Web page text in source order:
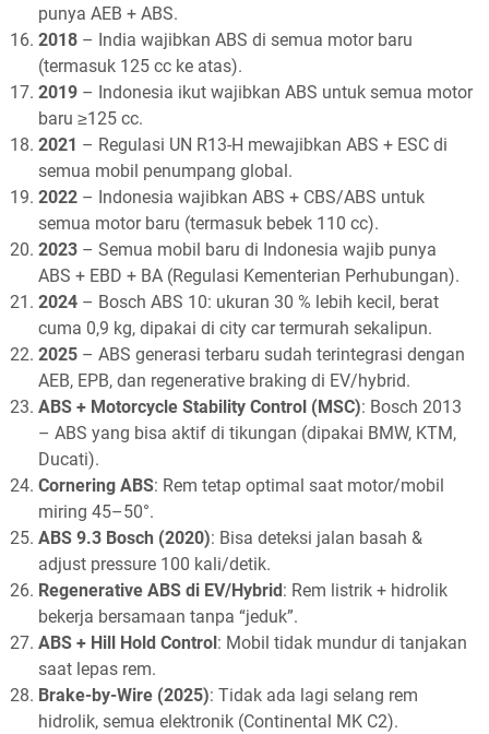
punya AEB + ABS.
2018 – India wajibkan ABS di semua motor baru
(termasuk 125 cc ke atas).
2019 – Indonesia ikut wajibkan ABS untuk semua motor
baru ≥125 cc.
2021 – Regulasi UN R13-H mewajibkan ABS + ESC di
semua mobil penumpang global.
2022 – Indonesia wajibkan ABS + CBS/ABS untuk
semua motor baru (termasuk bebek 110 cc).
2023 – Semua mobil baru di Indonesia wajib punya
ABS + EBD + BA (Regulasi Kementerian Perhubungan).
2024 – Bosch ABS 10: ukuran 30 % lebih kecil, berat
cuma 0,9 kg, dipakai di city car termurah sekalipun.
2025 – ABS generasi terbaru sudah terintegrasi dengan
AEB, EPB, dan regenerative braking di EV/hybrid.
ABS + Motorcycle Stability Control (MSC): Bosch 2013
– ABS yang bisa aktif di tikungan (dipakai BMW, KTM,
Ducati).
Cornering ABS: Rem tetap optimal saat motor/mobil
miring 45–50°.
ABS 9.3 Bosch (2020): Bisa deteksi jalan basah &
adjust pressure 100 kali/detik.
Regenerative ABS di EV/Hybrid : Rem listrik + hidrolik
bekerja bersamaan tanpa “jeduk”.
ABS + Hill Hold Control : Mobil tidak mundur di tanjakan
saat lepas rem.
Brake-by-Wire (2025): Tidak ada lagi selang rem
hidrolik, semua elektronik (Continental MK C2).